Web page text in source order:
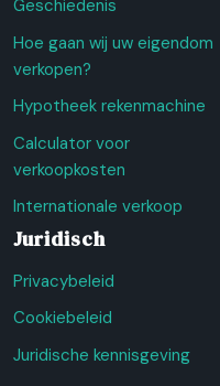
Geschiedenis
Hoe gaan wij uw eigendom
verkopen?
Hypotheek rekenmachine
Calculator voor
verkoopkosten
Internationale verkoop
Juridisch
Privacybeleid
Cookiebeleid
Juridische kennisgeving